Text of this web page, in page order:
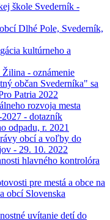
škole Svederník -
Dlhé Pole, Svederník,
kultúrneho a
Žilina - oznámenie
občan Svederníka" sa
Patria 2022
rozvoja mesta
- dotazník
odpadu, r. 2021
obcí a voľby do
- 29. 10. 2022
hlavného kontrolóra
pre mestá a obce na
obcí Slovenska
uvítanie detí do